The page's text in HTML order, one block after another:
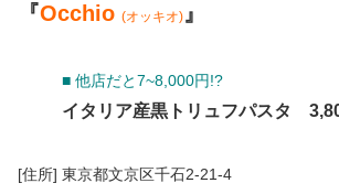
『Occhio (オッキオ)』
■ 他店だと7~8,000円!?
イタリア産黒トリュフパスタ
[住所] 東京都文京区千石2-21-4